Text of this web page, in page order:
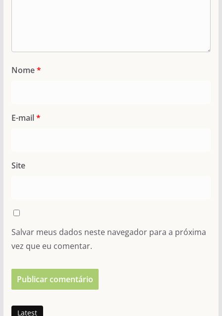
Nome*
E-mail*
Site
Salvar meus dados neste navegador para a próxima
vez que eu comentar.
Latest